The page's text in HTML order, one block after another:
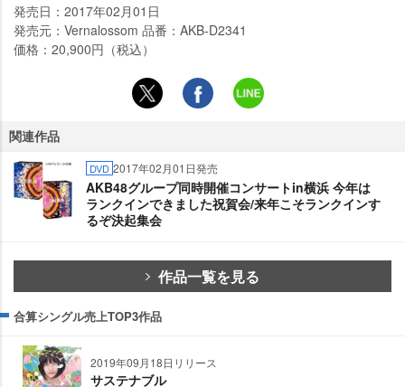
発売日：2017年02月01日
発売元：Vernalossom 品番：AKB-D2341
価格：20,900円（税込）
関連作品
DVD 2017年02月01日発売
AKB48グループ同時開催コンサートin横浜 今年は
ランクインできました祝賀会/来年こそランクインす
るぞ決起集会
作品一覧を見る
合算シングル売上TOP3作品
2019年09月18日リリース
サステナブル